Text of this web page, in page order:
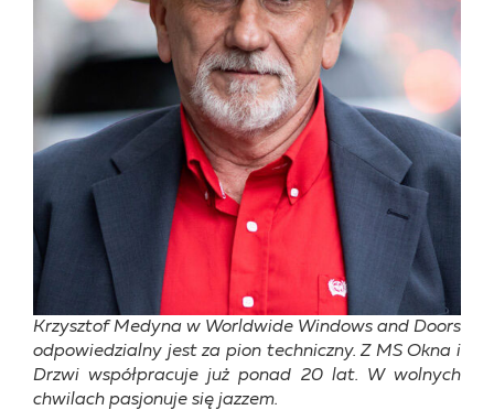
Krzysztof Medyna w Worldwide Windows and Doors
odpowiedzialny jest za pion techniczny. Z MS Okna i
Drzwi współpracuje już ponad 20 lat. W wolnych
chwilach pasjonuje się jazzem.